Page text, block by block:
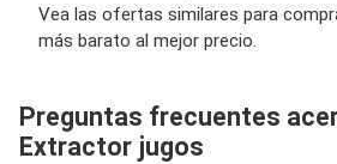
Vea las ofertas similares para
más barato al mejor precio.
Preguntas frecuentes
Extractor jugos